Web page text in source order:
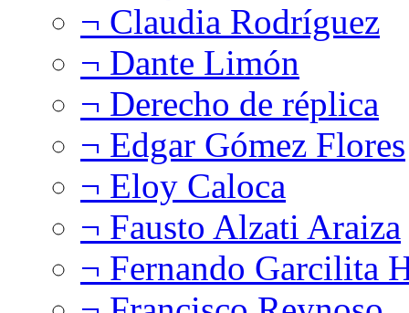
¬ Claudia Rodríguez
¬ Dante Limón
¬ Derecho de réplica
¬ Edgar Gómez Flores
¬ Eloy Caloca
¬ Fausto Alzati Araiza
¬ Fernando Garcilita